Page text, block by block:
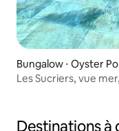
Bungalow ⋅ Oyster
Les Sucriers, vue
Destinations à